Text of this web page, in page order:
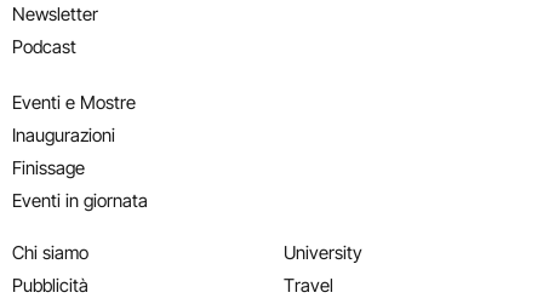
Newsletter
Podcast
Eventi e Mostre
Inaugurazioni
Finissage
Eventi in giornata
Chi siamo
Pubblicità
University
Travel